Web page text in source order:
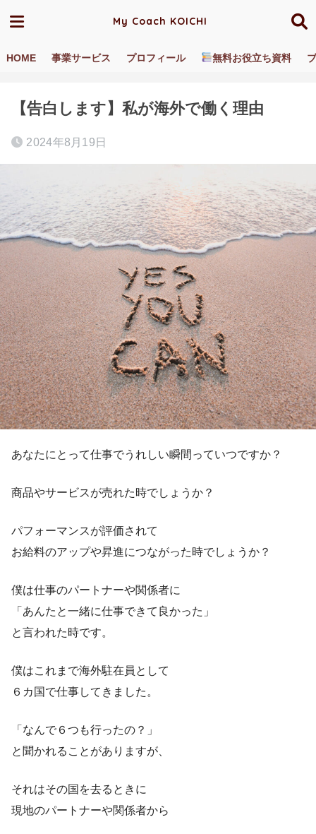
My Coach KOICHI
HOME 事業サービス プロフィール 無料お役立ち資料
ホーム ブログ／動画 海外あるある
【告白します】私が海外で働く理由
2024年8月19日
あなたにとって仕事でうれしい瞬間っていつですか？
商品やサービスが売れた時でしょうか？
パフォーマンスが評価されて
お給料のアップや昇進につながった時でしょうか？
僕は仕事のパートナーや関係者に
「あんたと一緒に仕事できて良かった」
と言われた時です。
僕はこれまで海外駐在員として
６カ国で仕事してきました。
「なんで６つも行ったの？」
と聞かれることがありますが、
それはその国を去るときに
現地のパートナーや関係者から